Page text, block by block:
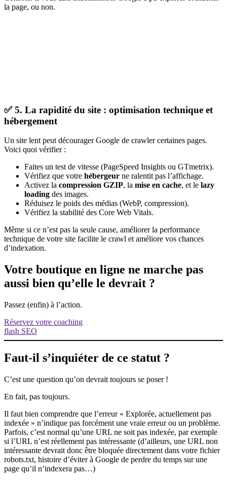
la page, ou non.
✅ 5. La rapidité du site : optimisation technique et
hébergement
Un site lent peut décourager Google de crawler certaines pages.
Voici quoi vérifier :
Faites un test de vitesse (PageSpeed Insights ou GTmetrix).
Vérifiez que votre hébergeur ne ralentit pas l’affichage.
Activez la compression GZIP, la mise en cache, et le lazy
loading des images.
Réduisez le poids des médias (WebP, compression).
Vérifiez la stabilité des Core Web Vitals.
Même si ce n’est pas la seule cause, améliorer la performance
technique de votre site facilite le crawl et améliore vos chances
d’indexation.
Votre boutique en ligne ne marche pas
aussi bien qu’elle le devrait ?
Passez (enfin) à l’action.
Réservez votre coaching
flash SEO
Faut-il s’inquiéter de ce statut ?
C’est une question qu’on devrait toujours se poser !
En fait, pas toujours.
Il faut bien comprendre que l’erreur « Explorée, actuellement pas
indexée » n’indique pas forcément une vraie erreur ou un problème.
Parfois, c’est normal qu’une URL ne soit pas indexée, par exemple
si l’URL n’est réellement pas intéressante (d’ailleurs, une URL non
intéressante devrait donc être bloquée directement dans votre fichier
robots.txt, histoire d’éviter à Google de perdre du temps sur une
page qu’il n’indexera pas…)